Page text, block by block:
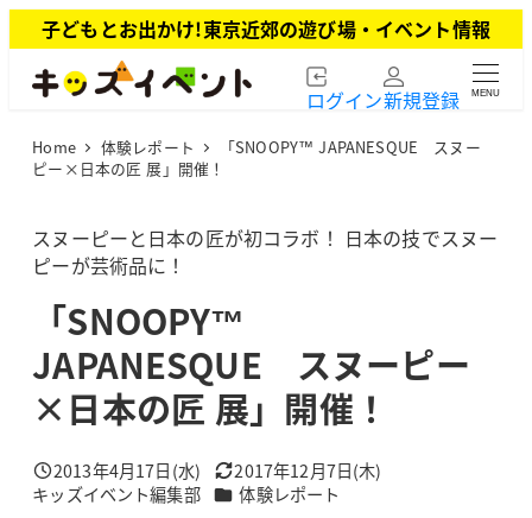
イ
子どもとお出かけ!東京近郊の遊び場・イベント情報
ログイン新規登録 MENU
Home 体験レポート
「SNOOPY™ JAPANESQUE スヌー
ピー×日本の匠 展」開催！
スヌーピーと日本の匠が初コラボ！ 日本の技でスヌー
ピーが芸術品に！
「SNOOPY™
JAPANESQUE スヌーピー
×日本の匠 展」開催！
投稿日
2013年4月17日(水) 更新日
2017年12月7日(木)
著
キッズイベント編集部 カテゴリー
体験レポート